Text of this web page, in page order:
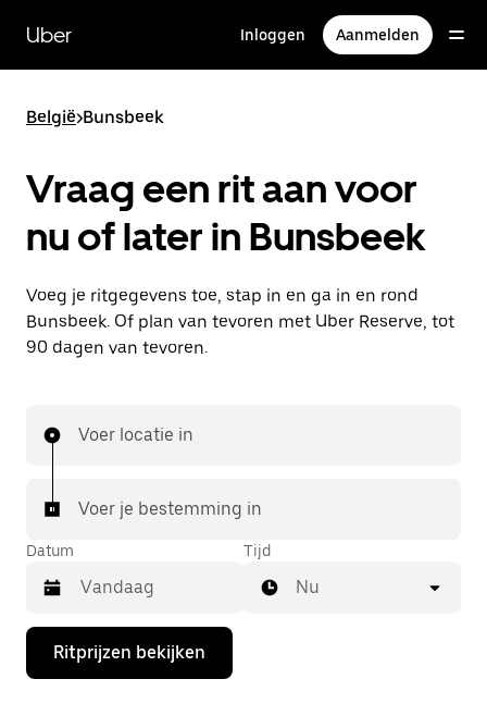
naar
hoofdinhoud
Uber Inloggen Aanmelden
België>Bunsbeek
Vraag een rit aan voor
nu of later in Bunsbeek
Voeg je ritgegevens toe, stap in en ga in en rond
Bunsbeek. Of plan van tevoren met Uber Reserve, tot
90 dagen van tevoren.
Voer locatie in
Voer je bestemming in
Datum
Druk
de
Tijd
Nu
Ritprijzen bekijken